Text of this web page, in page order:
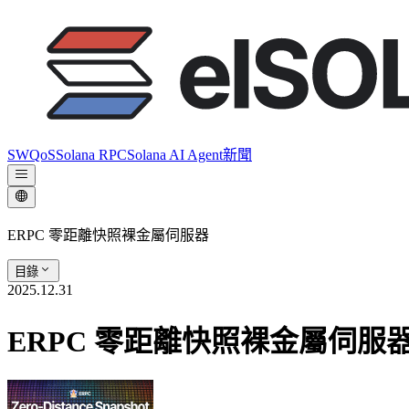
SWQoSSolana RPCSolana AI Agent新聞
ERPC 零距離快照裸金屬伺服器
目錄
2025.12.31
ERPC 零距離快照裸金屬伺服